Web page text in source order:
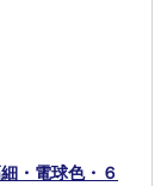
・電球色・６